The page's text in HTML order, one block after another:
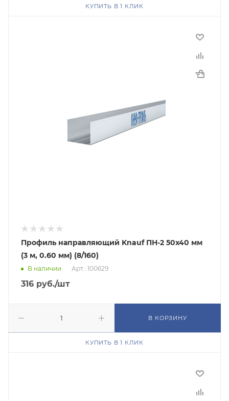
КУПИТЬ В 1 КЛИК
Профиль направляющий Knauf ПН-2 50х40 мм
(3 м, 0.60 мм) (8/160)
В наличии Арт.: 100629
316 руб./шт
В КОРЗИНУ
КУПИТЬ В 1 КЛИК